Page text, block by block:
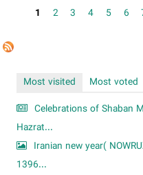
1 2 3 4 5 6
Most visited
Most voted
Celebrations of Shaban
Hazrat...
Iranian new year(
1396...